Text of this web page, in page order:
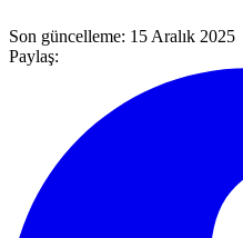
Son güncelleme: 15 Aralık 2025
Paylaş: